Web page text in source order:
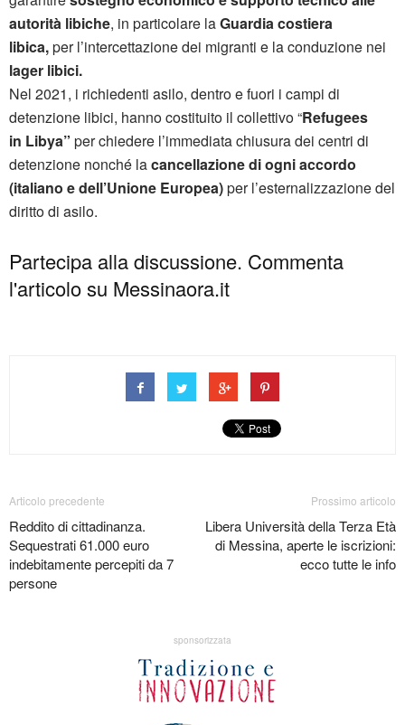
autorità libiche, in particolare laGuardia costiera
libica,per l’intercettazione dei migranti e la conduzione nei
lager libici.
Nel 2021, i richiedenti asilo, dentro e fuori i campi di
detenzione libici, hanno costituito il collettivo “Refugees
in Libya” per chiedere l’immediata chiusura dei centri di
detenzione nonché lacancellazione di ogni accordo
(italiano e dell’Unione Europea)per l’esternalizzazione del
diritto di asilo.
Partecipa alla discussione. Commenta
l'articolo su Messinaora.it
Articolo precedente
Reddito di cittadinanza.
Sequestrati 61.000 euro
indebitamente percepiti da 7
persone
Prossimo articolo
Libera Università della Terza Età
di Messina, aperte le iscrizioni:
ecco tutte le info
sponsorizzata